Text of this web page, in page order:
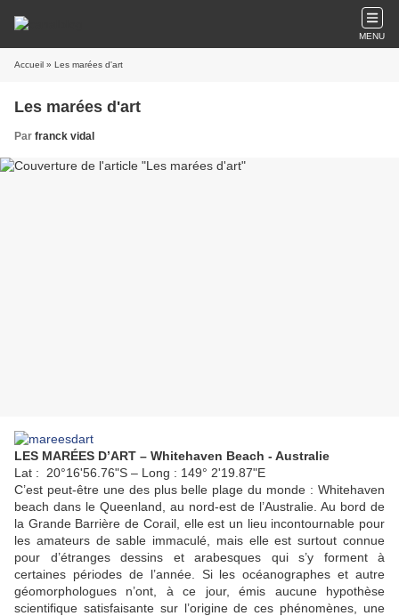
MENU
Accueil » Les marées d'art
Les marées d'art
Par franck vidal
LES MARÉES D’ART – Whitehaven Beach - Australie
Lat : 20°16'56.76"S – Long : 149° 2'19.87"E
C’est peut-être une des plus belle plage du monde : Whitehaven
beach dans le Queenland, au nord-est de l’Australie. Au bord de
la Grande Barrière de Corail, elle est un lieu incontournable pour
les amateurs de sable immaculé, mais elle est surtout connue
pour d’étranges dessins et arabesques qui s’y forment à
certaines périodes de l’année. Si les océanographes et autre
géomorphologues n’ont, à ce jour, émis aucune hypothèse
scientifique satisfaisante sur l’origine de ces phénomènes, une